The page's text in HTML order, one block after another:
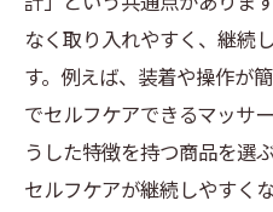
整体カチカチ器具
整体器具の仕組み
アクティベーターなど
整体アクティベー
整体で使う器具の
なく取り入れやすく、継続
す。例えば、装着や操作が
でセルフケアできるマッサ
うした特徴を持つ商品を選
セルフケアが継続しやすくな